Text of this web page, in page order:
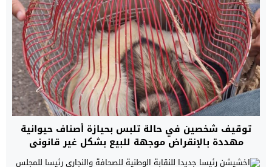
توقيف شخصين في حالة تلبس بحيازة أصناف حيوانية
مهددة بالإنقراض موجهة للبيع بشكل غير قانوني